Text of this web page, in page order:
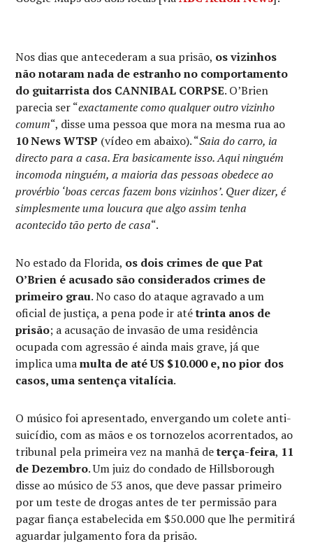
Nos dias que antecederam a sua prisão, os vizinhos
não notaram nada de estranho no comportamento
do guitarrista dos CANNIBAL CORPSE. O’Brien
parecia ser “exactamente como qualquer outro vizinho
comum“, disse uma pessoa que mora na mesma rua ao
10 News WTSP (vídeo em abaixo). “Saia do carro, ia
directo para a casa. Era basicamente isso. Aqui ninguém
incomoda ninguém, a maioria das pessoas obedece ao
provérbio ‘boas cercas fazem bons vizinhos’. Quer dizer, é
simplesmente uma loucura que algo assim tenha
acontecido tão perto de casa“.
No estado da Florida, os dois crimes de que Pat
O’Brien é acusado são considerados crimes de
primeiro grau. No caso do ataque agravado a um
oficial de justiça, a pena pode ir atétrinta anos de
prisão; a acusação de invasão de uma residência
ocupada com agressão é ainda mais grave, já que
implica umamulta de até US $10.000 e, no pior dos
casos, uma sentença vitalícia.
O músico foi apresentado, envergando um colete anti-
suicídio, com as mãos e os tornozelos acorrentados, ao
tribunal pela primeira vez na manhã deterça-feira, 11
de Dezembro. Um juiz do condado de Hillsborough
disse ao músico de 53 anos, que deve passar primeiro
por um teste de drogas antes de ter permissão para
pagar fiança estabelecida em $50.000 que lhe permitirá
aguardar julgamento fora da prisão.